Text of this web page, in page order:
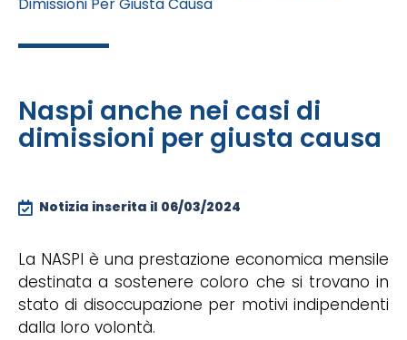
Naspi anche nei casi di
dimissioni per giusta causa
Notizia inserita il 06/03/2024
La NASPI è una prestazione economica mensile
destinata a sostenere coloro che si trovano in
stato di disoccupazione per motivi indipendenti
dalla loro volontà.